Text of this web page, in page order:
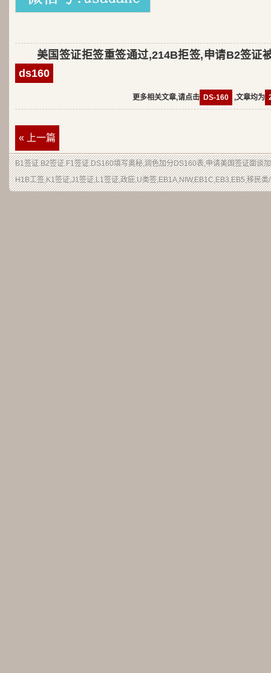
美国签证拒签重签通过,214B拒签,申请B2签证
ds160
更多相关文章,请点击 DS-160 ,文章均为
« 上一篇
B1签证.B2签证.F1签证.DS160填写奥秘,润色加分DS160表,申请美国签证面谈
H1B工签,K1签证,J1签证,L1签证,政庇,U类签,EB1A,NIW,EB1C,EB3,EB5,移民